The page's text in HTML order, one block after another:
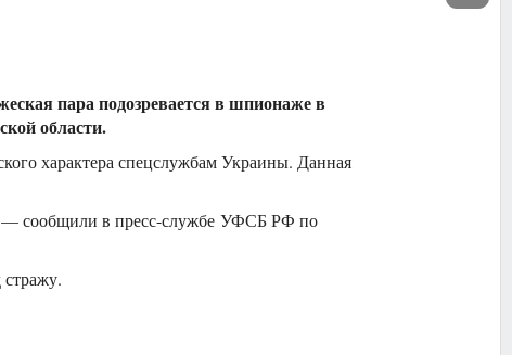
пара подозревается в шпионаже в
области.
характера спецслужбам Украины. Данная
— сообщили в пресс-службе УФСБ РФ по